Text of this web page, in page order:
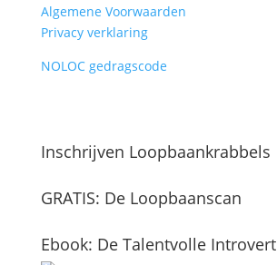
Algemene Voorwaarden
Privacy verklaring
NOLOC gedragscode
Inschrijven Loopbaankrabbels
GRATIS: De Loopbaanscan
Ebook: De Talentvolle Introvert